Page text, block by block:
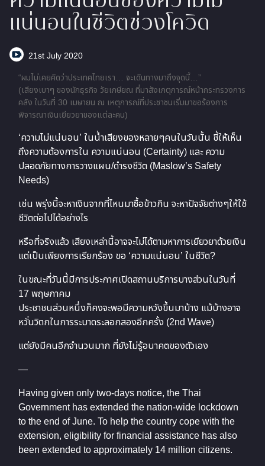
แน่นอนในชีวิตช่วงโควิด
21st July 2020
“ผมไม่เคยคิดว่าประเทศไทยเรา… จะเดินทางมาถึงจุดนี้…”
(เสียงเบาๆ ของนักธุรกิจ วัยเกษียณ ที่มาสังเกตุการณ์หน้ากระทรวงการ
คลัง ในวันที่ 30 เมษายน ณ เหตุการณ์ที่ประชาชนเริ่มมาขอร้องการ
พิจารณาเงินเยียวยาของแต่ละคน)
‘ความไม่แน่นอน’ ในน้ำเสียงของหลายๆคนในวันนั้น ชี้ให้เห็น
ถึงความต้องการใน ความแน่นอน (Certainty) และ ความ
ปลอดภัยทางการวางแผน/ดำรงชีวิต (Maslow’s Safety
Needs)
เช่น พรุ่งนี้จะหาเงินจากที่ไหนมาซื้อข้าวกิน จะหาปัจจัยต่างๆให้ใช้
ชีวิตต่อไปได้อย่างไร
หรือที่จริงแล้ว เสียงเหล่านี้อาจจะไม่ได้ตามหาการเยียวยาด้วยเงิน
แต่เป็นเพียงการเรียกร้อง ขอ ‘ความแน่นอน’ ในชีวิต?
ในขณะที่วันนี้มีการประกาศเปิดสถานบริการบางส่วนในวันที่
17 พฤษภาคม
ประชาชนส่วนหนึ่งก็คงจะพอมีความหวังขึ้นมาบ้าง แม้บ้างอาจ
หวั่นวิตกในการระบาดระลอกสองอีกครั้ง (2nd Wave)
แต่ยังมีคนอีกจำนวนมาก ที่ยังไม่รู้อนาคตของตัวเอง
—
Having given only two-days notice, the Thai
Government has extended the nation-wide lockdown
to the end of June. To help the country cope with the
extension, eligibility for financial assistance has also
been extended to approximately 14 million citizens.